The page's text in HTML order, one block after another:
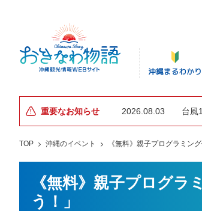
重要なお知らせ 2026.08.03 台風
TOP 沖縄のイベント 《無料》親子プログラミン
《無料》親子プログ
う！」